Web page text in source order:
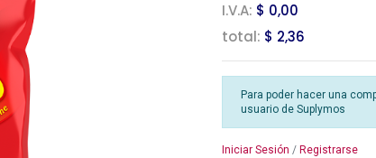
I.V.A: $ 0,00
total: $ 2,36
Para poder hacer una
usuario de Suplymos
Iniciar Sesión / Registrarse